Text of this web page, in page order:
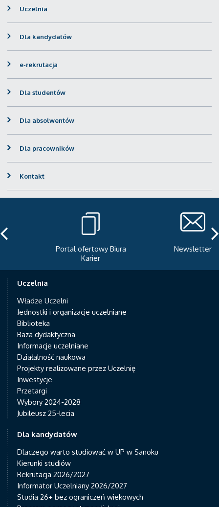
Uczelnia
Dla kandydatów
e-rekrutacja
Dla studentów
Dla absolwentów
Dla pracowników
Kontakt
Portal ofertowy Biura
Newsletter
Uczelnia
Władze Uczelni
Jednostki i organizacje uczelniane
Biblioteka
Baza dydaktyczna
Informacje uczelniane
Działalność naukowa
Projekty realizowane przez Uczelnię
Inwestycje
Przetargi
Wybory 2024-2028
Jubileusz 25-lecia
Dla kandydatów
Dlaczego warto studiować w UP w Sanoku
Kierunki studiów
Rekrutacja 2026/2027
Informator Uczelniany 2026/2027
Studia 26+ bez ograniczeń wiekowych